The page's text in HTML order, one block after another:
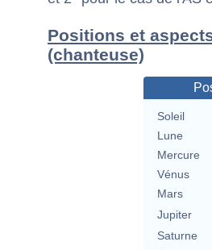
Positions et
(chanteuse)
Soleil
Lune
Mercure
Vénus
Mars
Jupiter
Saturne